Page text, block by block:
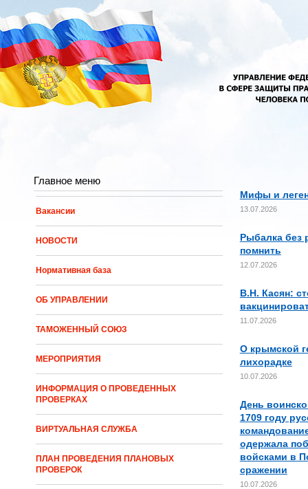
Перейти к основному содержанию
Главное меню
Вакансии
НОВОСТИ
Нормативная база
ОБ УПРАВЛЕНИИ
ТАМОЖЕННЫЙ СОЮЗ
МЕРОПРИЯТИЯ
ИНФОРМАЦИЯ О ПРОВЕДЕННЫХ
ПРОВЕРКАХ
ВИРТУАЛЬНАЯ СЛУЖБА
ПЛАН ПРОВЕДЕНИЯ ПЛАНОВЫХ
ПРОВЕРОК
Мифы и
13.07.2026
Рыбалка без
помнить
12.07.2026
В.Н. Касян:
11.07.2026
О крымской
лихорадке
10.07.2026
День
1709 году
одержала
войсками в
сражении
10.07.2026